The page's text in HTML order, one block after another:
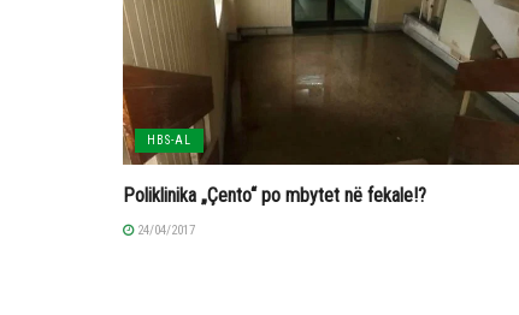
HBS-AL
Poliklinika „Çento“ po mbytet në fekale!?
24/04/2017